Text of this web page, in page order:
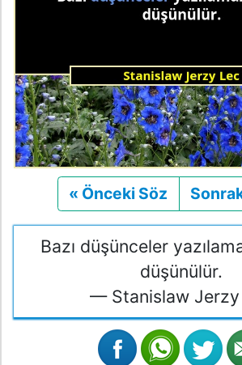
« Önceki Söz Önceki
Bazı düşünceler
düşünülür.
— Stanislaw Jerzy